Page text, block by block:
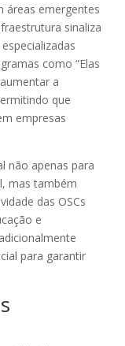
áreas emergentes
sinaliza
como “Elas
a
que
empresas
não apenas para
mas também
das OSCs
e
para garantir